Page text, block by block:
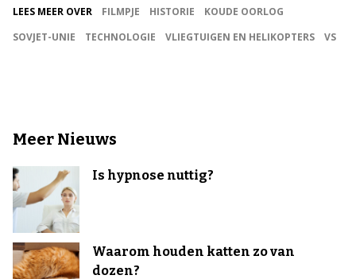
LEES MEER OVER FILMPJE HISTORIE
KOUDE OORLOG
SOVJET-UNIE
TECHNOLOGIE VLIEGTUIGEN EN HELIKOPTERS VS
Meer Nieuws
Is hypnose nuttig?
Waarom houden katten zo van
dozen?